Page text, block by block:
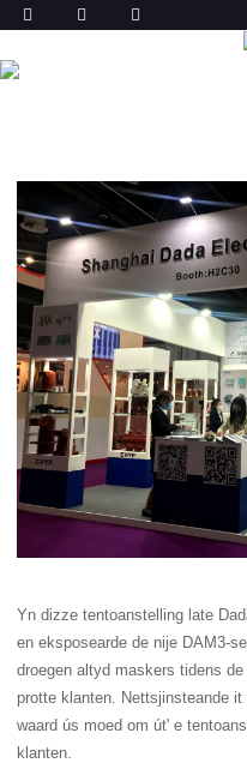
Yn dizze tentoanstelling late
en eksposearde de nije DAM3-
droegen altyd maskers tidens
protte klanten. Nettsjinsteande
waard ús moed om út' e
klanten.